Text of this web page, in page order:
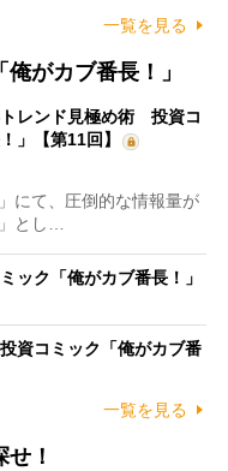
一覧を見る
がカブ番長！」
トレンド見極め術 投資コ
」【第11回】
にて、圧倒的な情報量が
とし…
ック「俺がカブ番長！」
資コミック「俺がカブ番
一覧を見る
！